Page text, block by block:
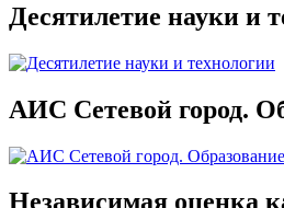
Десятилетие науки и
АИС Сетевой город.
Независимая оценка